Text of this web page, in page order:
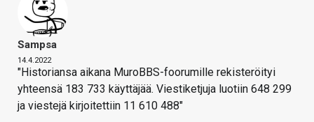
Sampsa
14.4.2022
"Historiansa aikana MuroBBS-foorumille rekisteröityi
yhteensä 183 733 käyttäjää. Viestiketjuja luotiin 648 299
ja viestejä kirjoitettiin 11 610 488"